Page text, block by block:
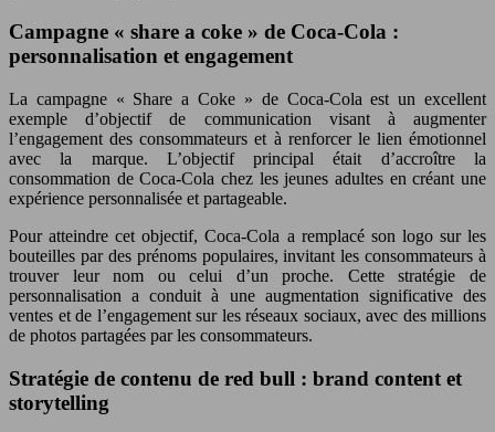
Campagne « share a coke » de Coca-Cola :
personnalisation et engagement
La campagne « Share a Coke » de Coca-Cola est un excellent
exemple d’objectif de communication visant à augmenter
l’engagement des consommateurs et à renforcer le lien émotionnel
avec la marque. L’objectif principal était d’accroître la
consommation de Coca-Cola chez les jeunes adultes en créant une
expérience personnalisée et partageable.
Pour atteindre cet objectif, Coca-Cola a remplacé son logo sur les
bouteilles par des prénoms populaires, invitant les consommateurs à
trouver leur nom ou celui d’un proche. Cette stratégie de
personnalisation a conduit à une augmentation significative des
ventes et de l’engagement sur les réseaux sociaux, avec des millions
de photos partagées par les consommateurs.
Stratégie de contenu de red bull : brand content et
storytelling